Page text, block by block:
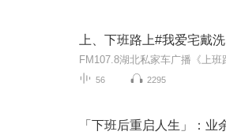
上、下班路上#我爱宅戴洗
56 2295